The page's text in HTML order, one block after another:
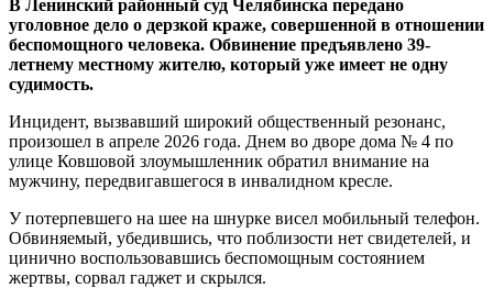
В Ленинский районный суд Челябинска передано
уголовное дело о дерзкой краже, совершенной в отношении
беспомощного человека. Обвинение предъявлено 39-
летнему местному жителю, который уже имеет не одну
судимость.
Инцидент, вызвавший широкий общественный резонанс,
произошел в апреле 2026 года. Днем во дворе дома № 4 по
улице Ковшовой злоумышленник обратил внимание на
мужчину, передвигавшегося в инвалидном кресле.
У потерпевшего на шее на шнурке висел мобильный телефон.
Обвиняемый, убедившись, что поблизости нет свидетелей, и
цинично воспользовавшись беспомощным состоянием
жертвы, сорвал гаджет и скрылся.